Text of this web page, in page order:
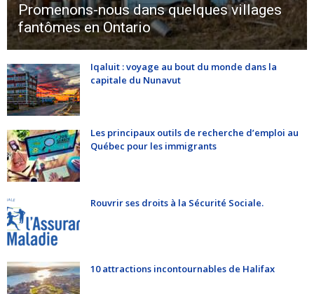
Promenons-nous dans quelques villages
fantômes en Ontario
Iqaluit : voyage au bout du monde dans la
capitale du Nunavut
Les principaux outils de recherche d’emploi au
Québec pour les immigrants
Rouvrir ses droits à la Sécurité Sociale.
10 attractions incontournables de Halifax